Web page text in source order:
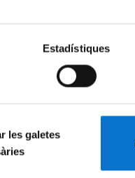
Estadístiques
les galetes